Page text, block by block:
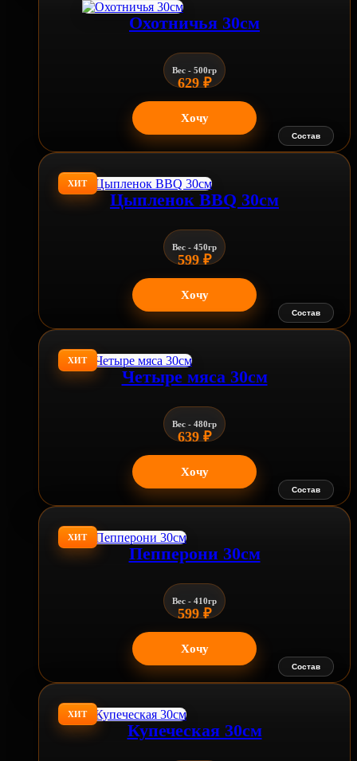
Состав
Охотничья 30см
Вес - 500гр
629₽
Хочу
ХИТ
Состав
Цыпленок BBQ 30см
Вес - 450гр
599₽
Хочу
ХИТ
Состав
Четыре мяса 30см
Вес - 480гр
639₽
Хочу
ХИТ
Состав
Пепперони 30см
Вес - 410гр
599₽
Хочу
ХИТ
Купеческая 30см